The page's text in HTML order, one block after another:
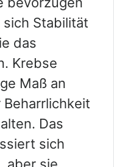
sich Stabilität
das
Krebse
Maß an
Das
sich